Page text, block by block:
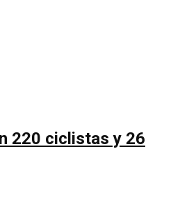
220 ciclistas y 26